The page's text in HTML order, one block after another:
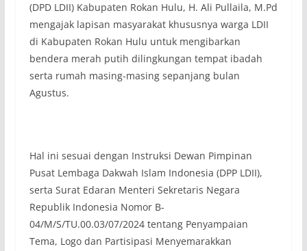
(DPD LDII) Kabupaten Rokan Hulu, H. Ali Pullaila, M.Pd
mengajak lapisan masyarakat khususnya warga LDII
di Kabupaten Rokan Hulu untuk mengibarkan
bendera merah putih dilingkungan tempat ibadah
serta rumah masing-masing sepanjang bulan
Agustus.
Hal ini sesuai dengan Instruksi Dewan Pimpinan
Pusat Lembaga Dakwah Islam Indonesia (DPP LDII),
serta Surat Edaran Menteri Sekretaris Negara
Republik Indonesia Nomor B-
04/M/S/TU.00.03/07/2024 tentang Penyampaian
Tema, Logo dan Partisipasi Menyemarakkan